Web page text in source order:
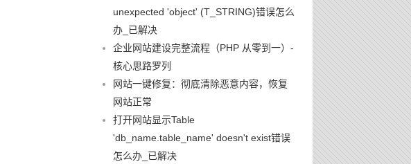
unexpected 'object' (T_STRING)错误怎么
办_已解决
企业网站建设完整流程（PHP 从零到一）-
核心思路罗列
网站一键修复：彻底清除恶意内容，恢复
网站正常
打开网站显示Table
'db_name.table_name' doesn't exist错误
怎么办_已解决